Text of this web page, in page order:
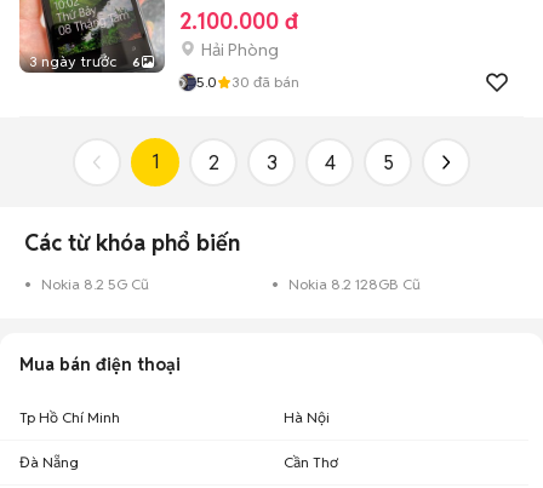
3 ngày trước 6
2.100.000 đ
Hải Phòng
5.0 30 đã bán
1 2 3 4 5
Các từ khóa phổ biến
Nokia 8.2 5G Cũ Nokia 8.2 128GB Cũ
Mua bán điện thoại
Tp Hồ Chí Minh Hà Nội
Đà Nẵng Cần Thơ